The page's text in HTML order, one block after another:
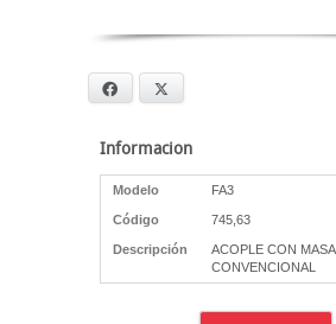
Facebook
Informacion
Modelo FA3
Código 745,63
Descripción
ACOPLE CON MASA
CONVENCIONAL